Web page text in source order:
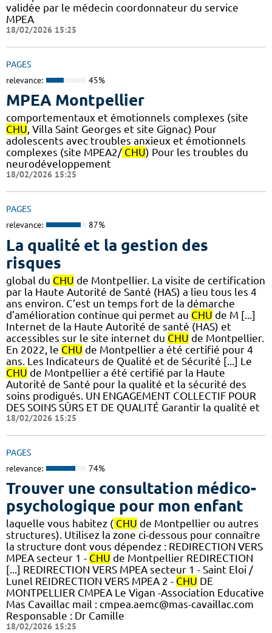
validée par le médecin coordonnateur du service
MPEA
18/02/2026 15:25
PAGES
relevance: 45%
MPEA Montpellier
comportementaux et émotionnels complexes (site
CHU, Villa Saint Georges et site Gignac) Pour
adolescents avec troubles anxieux et émotionnels
complexes (site MPEA2/ CHU) Pour les troubles du
neurodéveloppement
18/02/2026 15:25
PAGES
relevance: 87%
La qualité et la gestion des
risques
global du CHU de Montpellier. La visite de certification
par la Haute Autorité de Santé (HAS) a lieu tous les 4
ans environ. C’est un temps fort de la démarche
d’amélioration continue qui permet au CHU de M [...]
Internet de la Haute Autorité de santé (HAS) et
accessibles sur le site internet du CHU de Montpellier.
En 2022, le CHU de Montpellier a été certifié pour 4
ans. Les Indicateurs de Qualité et de Sécurité [...] Le
CHU de Montpellier a été certifié par la Haute
Autorité de Santé pour la qualité et la sécurité des
soins prodigués. UN ENGAGEMENT COLLECTIF POUR
DES SOINS SÛRS ET DE QUALITÉ Garantir la qualité et
18/02/2026 15:25
PAGES
relevance: 74%
Trouver une consultation médico-
psychologique pour mon enfant
laquelle vous habitez ( CHU de Montpellier ou autres
structures). Utilisez la zone ci-dessous pour connaître
la structure dont vous dépendez : REDIRECTION VERS
MPEA secteur 1 - CHU de Montpellier REDIRECTION
[...] REDIRECTION VERS MPEA secteur 1 - Saint Eloi /
Lunel REIDRECTION VERS MPEA 2 - CHU DE
MONTPELLIER CMPEA Le Vigan -Association Educative
Mas Cavaillac mail : cmpea.aemc@mas-cavaillac.com
Responsable : Dr Camille
18/02/2026 15:25